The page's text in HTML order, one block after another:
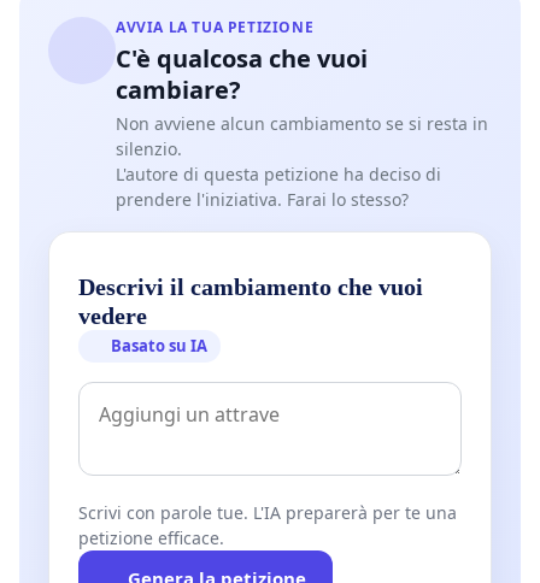
AVVIA LA TUA PETIZIONE
C'è qualcosa che vuoi
cambiare?
Non avviene alcun cambiamento se si resta in
silenzio.
L'autore di questa petizione ha deciso di
prendere l'iniziativa. Farai lo stesso?
Descrivi il cambiamento che vuoi
vedere
Basato su IA
Scrivi con parole tue. L'IA preparerà per te una
petizione efficace.